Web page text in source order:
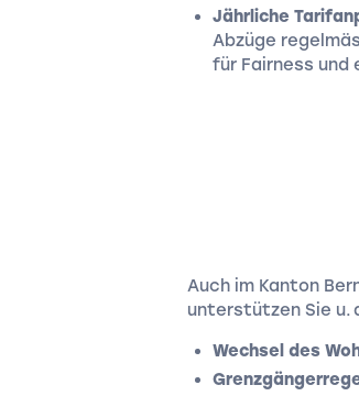
Jährliche
Abzüge
für Fairness und
Auch im Kanton
unterstützen Sie u.
Wechsel des